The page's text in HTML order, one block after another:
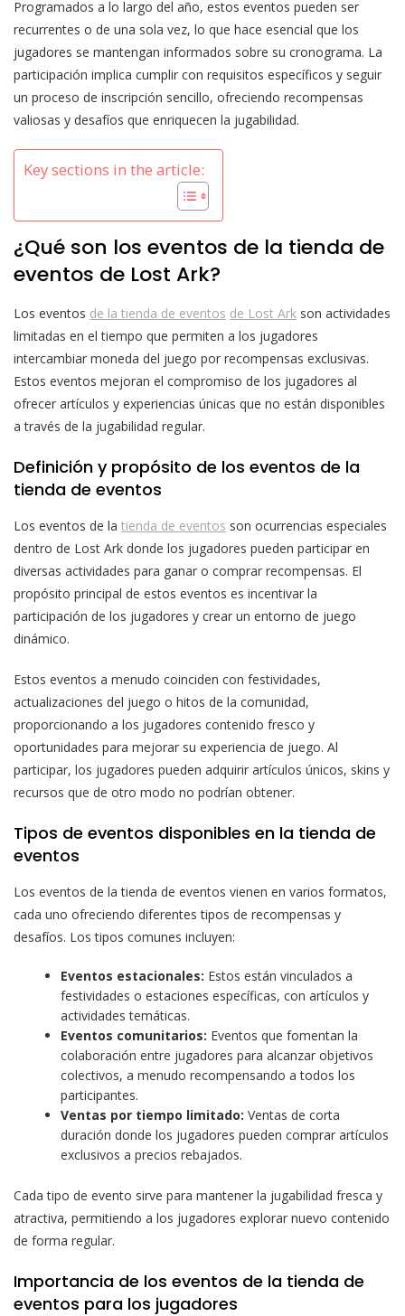
Programados a lo largo del año, estos eventos pueden ser
recurrentes o de una sola vez, lo que hace esencial que los
jugadores se mantengan informados sobre su cronograma. La
participación implica cumplir con requisitos específicos y seguir
un proceso de inscripción sencillo, ofreciendo recompensas
valiosas y desafíos que enriquecen la jugabilidad.
Key sections in the article:
¿Qué son los eventos de la tienda de
eventos de Lost Ark?
Los eventos de la tienda de eventos de Lost Ark son actividades
limitadas en el tiempo que permiten a los jugadores
intercambiar moneda del juego por recompensas exclusivas.
Estos eventos mejoran el compromiso de los jugadores al
ofrecer artículos y experiencias únicas que no están disponibles
a través de la jugabilidad regular.
Definición y propósito de los eventos de la
tienda de eventos
Los eventos de la tienda de eventos son ocurrencias especiales
dentro de Lost Ark donde los jugadores pueden participar en
diversas actividades para ganar o comprar recompensas. El
propósito principal de estos eventos es incentivar la
participación de los jugadores y crear un entorno de juego
dinámico.
Estos eventos a menudo coinciden con festividades,
actualizaciones del juego o hitos de la comunidad,
proporcionando a los jugadores contenido fresco y
oportunidades para mejorar su experiencia de juego. Al
participar, los jugadores pueden adquirir artículos únicos, skins y
recursos que de otro modo no podrían obtener.
Tipos de eventos disponibles en la tienda de
eventos
Los eventos de la tienda de eventos vienen en varios formatos,
cada uno ofreciendo diferentes tipos de recompensas y
desafíos. Los tipos comunes incluyen:
Eventos estacionales: Estos están vinculados a
festividades o estaciones específicas, con artículos y
actividades temáticas.
Eventos comunitarios: Eventos que fomentan la
colaboración entre jugadores para alcanzar objetivos
colectivos, a menudo recompensando a todos los
participantes.
Ventas por tiempo limitado: Ventas de corta
duración donde los jugadores pueden comprar artículos
exclusivos a precios rebajados.
Cada tipo de evento sirve para mantener la jugabilidad fresca y
atractiva, permitiendo a los jugadores explorar nuevo contenido
de forma regular.
Importancia de los eventos de la tienda de
eventos para los jugadores